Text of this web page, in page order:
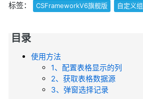
标签： CSFrameworkV6旗舰版 自定义
目录
使用方法
1、配置表格显示的列
2、获取表格数据源
3、弹窗选择记录